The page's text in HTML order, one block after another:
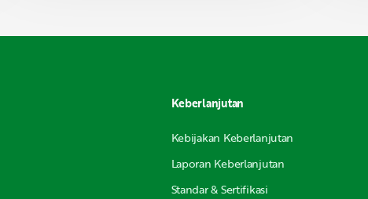
Keberlanjutan
Kebijakan Keberlanjutan
Laporan Keberlanjutan
Standar & Sertifikasi